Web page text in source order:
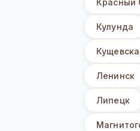
Красный
Кулунда
Ленинск
Липецк